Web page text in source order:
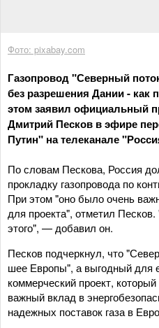
Фото: pixabay.com
Газопровод "Северный
без разрешения Дании - как
этом заявил официальный
Дмитрий Песков в эфире
Путин" на телеканале
По словам Пескова, Россия
прокладку газопровода по
При этом "оно было очень
для проекта", отметил
этого", — добавил он.
Песков подчеркнул, что
шее Европы", а выгодный для
коммерческий проект,
важный вклад в
надежных поставок газа в